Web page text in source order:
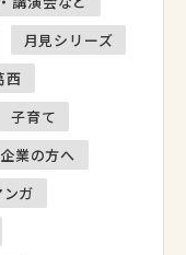
月見シリーズ
西
子育て
業の方へ
ンガ